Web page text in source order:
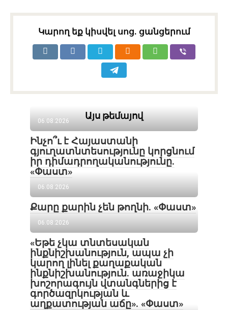
Կարող եք կիսվել սոց․ ցանցերում
Այս թեմայով
06.08.2026
Ինչո՞ւ է Հայաստանի
գյուղատնտեսությունը կորցնում
իր դիմադրողականությունը.
«Փաստ»
06.08.2026
Քարը քարին չեն թողնի. «Փաստ»
06.08.2026
«Եթե չկա տնտեսական
ինքնիշխանություն, ապա չի
կարող լինել քաղաքական
ինքնիշխանություն. առաջիկա
խոշորագույն վտանգներից է
գործազրկության և
աղքատության աճը». «Փաստ»